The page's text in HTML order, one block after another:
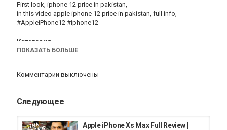
First look, iphone 12 price in pakistan,
in this video apple iphone 12 price in pakistan, full info,
#AppleiPhone12 #iphone12
Категория
iphone AppStore iPhone 12
ПОКАЗАТЬ БОЛЬШЕ
Комментарии выключены
Следующее
Apple iPhone Xs Max Full Review |